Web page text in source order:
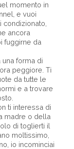
momento in
e vuoi
ancora
fuggirne da
forma di
peggiore. Ti
da tutte le
e a trovare
ti interessa di
madre o della
di toglierti il
moltissimo,
io incominciai